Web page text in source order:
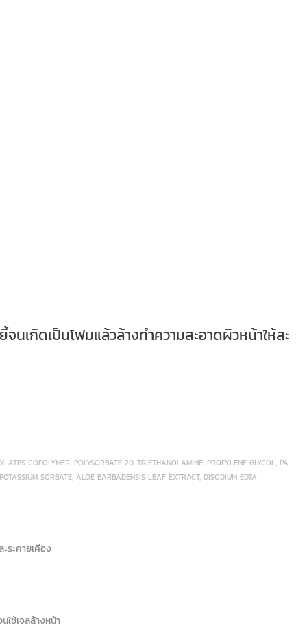
เกิดเป็นโฟมแล้วล้างทำความสะอาดผิวหน้าให้สะ
COPOLYMER, POLYSORBATE 20, TRIETHANOLAMINE, PROPYLENE GLYCOL, PA
SORBATE, ALOE BARBADENSIS LEAF EXTRACT, DISODIUM EDTA
ระคายเคือง
ช้เจลล้างหน้า